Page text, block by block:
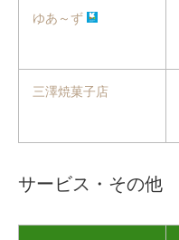
ゆあ～ず
三澤焼菓子店
サービス・その他